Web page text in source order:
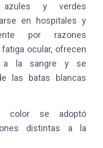
y verdes
en hospitales y
por razones
ocular, ofrecen
a la sangre y se
las batas blancas
color se adoptó
distintas a la